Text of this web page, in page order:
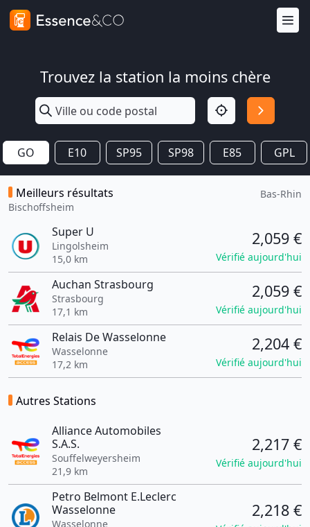
Trouvez la station la moins chère
GO E10 SP95 SP98 E85 GPL
Meilleurs résultats
Bischoffsheim
Bas-Rhin
Super U
Lingolsheim
15,0 km
2,059 €
Vérifié aujourd'hui
Auchan Strasbourg
Strasbourg
17,1 km
2,059 €
Vérifié aujourd'hui
Relais De Wasselonne
Wasselonne
17,2 km
2,204 €
Vérifié aujourd'hui
Autres Stations
Alliance Automobiles
S.A.S.
Souffelweyersheim
21,9 km
2,217 €
Vérifié aujourd'hui
Petro Belmont E.Leclerc
Wasselonne
Wasselonne
2,218 €